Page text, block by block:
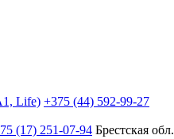
Life) +375 (44) 592-99-27
(17) 251-07-94 Брестская обл.